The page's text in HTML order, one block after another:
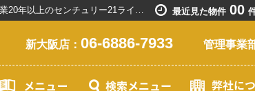
十三駅の賃貸マンション一覧｜新大阪駅で賃貸マンションを探すなら創業20年以上のセンチュリー21ライフネット・ライブグループ 最近見た物件 00
新大阪店： 06-6886-7933 管理事業